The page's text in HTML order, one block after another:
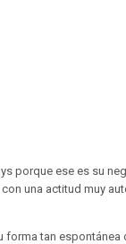
porque ese es su
una actitud muy
tan